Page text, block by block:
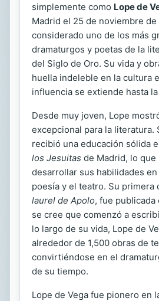
simplemente como Lope de
Madrid el 25 de noviembre de
considerado uno de los más
dramaturgos y poetas de la
del Siglo de Oro. Su vida y
huella indeleble en la cultura
influencia se extiende hasta
Desde muy joven, Lope
excepcional para la literatura.
recibió una educación sólida
los Jesuitas de Madrid, lo
desarrollar sus habilidades
poesía y el teatro. Su primera
laurel de Apolo, fue publicada
se cree que comenzó a
lo largo de su vida, Lope de
alrededor de 1,500 obras de
convirtiéndose en el
de su tiempo.
Lope de Vega fue pionero en